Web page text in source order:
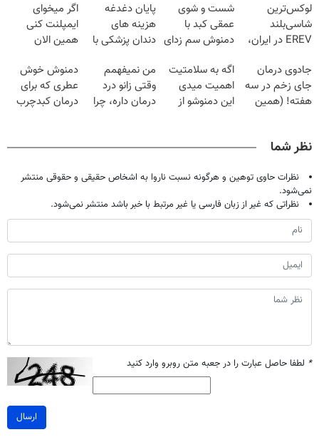
لوکس‌ترین
شاسی‌بلند
EREV در ایران،
رونمایی شد!
شست و شوی
عمقی کبد با
دمنوش سم زدای
پایان دغدغه
هزینه های
دندان پزشکی با
خانگی
اگر میخوای
ایمپلنت کنی
همین الان
۲۵ میلیون
تومان!!!
جادوی درمان
جای زخم در سه
هفته! (همین
اگه به سلامتیت
اهمیت میدی
این دمنوشو از
من نمیفهمم
وقتی زانو درد
درمان داره، چرا
دمنوش خوش
عطری که برای
درمان کبدچرب
نظر شما
نظرات حاوی توهین و هرگونه نسبت ناروا به اشخاص حقیقی و حقوقی منتشر
نمی‌شود.
نظراتی که غیر از زبان فارسی یا غیر مرتبط با خبر باشد منتشر نمی‌شود.
* لطفا حاصل عبارت را در جعبه متن روبرو وارد کنید
ارسال